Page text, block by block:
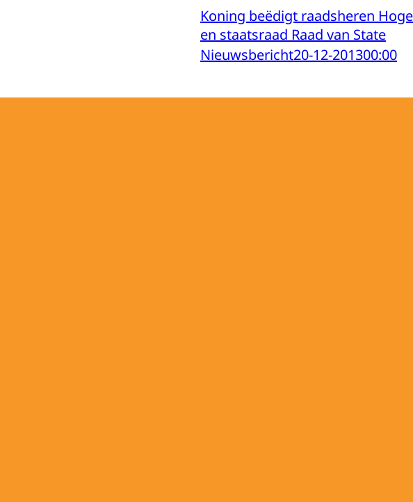
Koning beëdigt raadsheren
en staatsraad Raad van State
Nieuwsbericht20-12-201300:00